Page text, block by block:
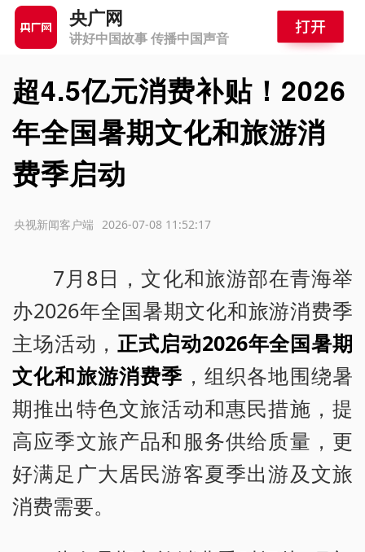
央广网
讲好中国故事 传播中国声音
超4.5亿元消费补贴！2026
年全国暑期文化和旅游消
费季启动
2026-07-08 11:52:17
央视新闻客户端
7月8日，文化和旅游部在青海举
办2026年全国暑期文化和旅游消费季
主场活动，正式启动2026年全国暑期
文化和旅游消费季 ，组织各地围绕暑
期推出特色文旅活动和惠民措施，提
高应季文旅产品和服务供给质量，更
好满足广大居民游客夏季出游及文旅
消费需要。